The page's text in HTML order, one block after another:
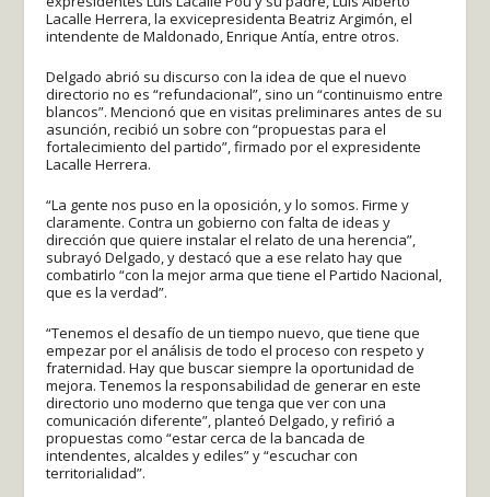
Lacalle Herrera, la exvicepresidenta Beatriz Argimón, el
intendente de Maldonado, Enrique Antía, entre otros.
Delgado abrió su discurso con la idea de que el nuevo
directorio no es “refundacional”, sino un “continuismo entre
blancos”. Mencionó que en visitas preliminares antes de su
asunción, recibió un sobre con “propuestas para el
fortalecimiento del partido”, firmado por el expresidente
Lacalle Herrera.
“La gente nos puso en la oposición, y lo somos. Firme y
claramente. Contra un gobierno con falta de ideas y
dirección que quiere instalar el relato de una herencia”,
subrayó Delgado, y destacó que a ese relato hay que
combatirlo “con la mejor arma que tiene el Partido Nacional,
que es la verdad”.
“Tenemos el desafío de un tiempo nuevo, que tiene que
empezar por el análisis de todo el proceso con respeto y
fraternidad. Hay que buscar siempre la oportunidad de
mejora. Tenemos la responsabilidad de generar en este
directorio uno moderno que tenga que ver con una
comunicación diferente”, planteó Delgado, y refirió a
propuestas como “estar cerca de la bancada de
intendentes, alcaldes y ediles” y “escuchar con
territorialidad”.